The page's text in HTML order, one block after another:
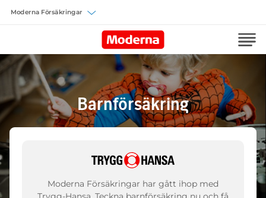
Barnförsäkring
Moderna Försäkringar har gått ihop med